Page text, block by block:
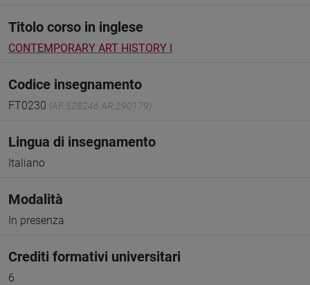
Titolo corso in inglese
CONTEMPORARY ART HISTORY I
Codice insegnamento
FT0230 (AF:528246 AR:290179)
Lingua di insegnamento
Italiano
Modalità
In presenza
Crediti formativi universitari
6